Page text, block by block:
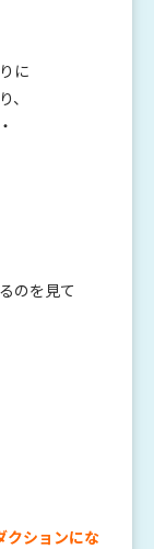
に
のを見て
クションにな